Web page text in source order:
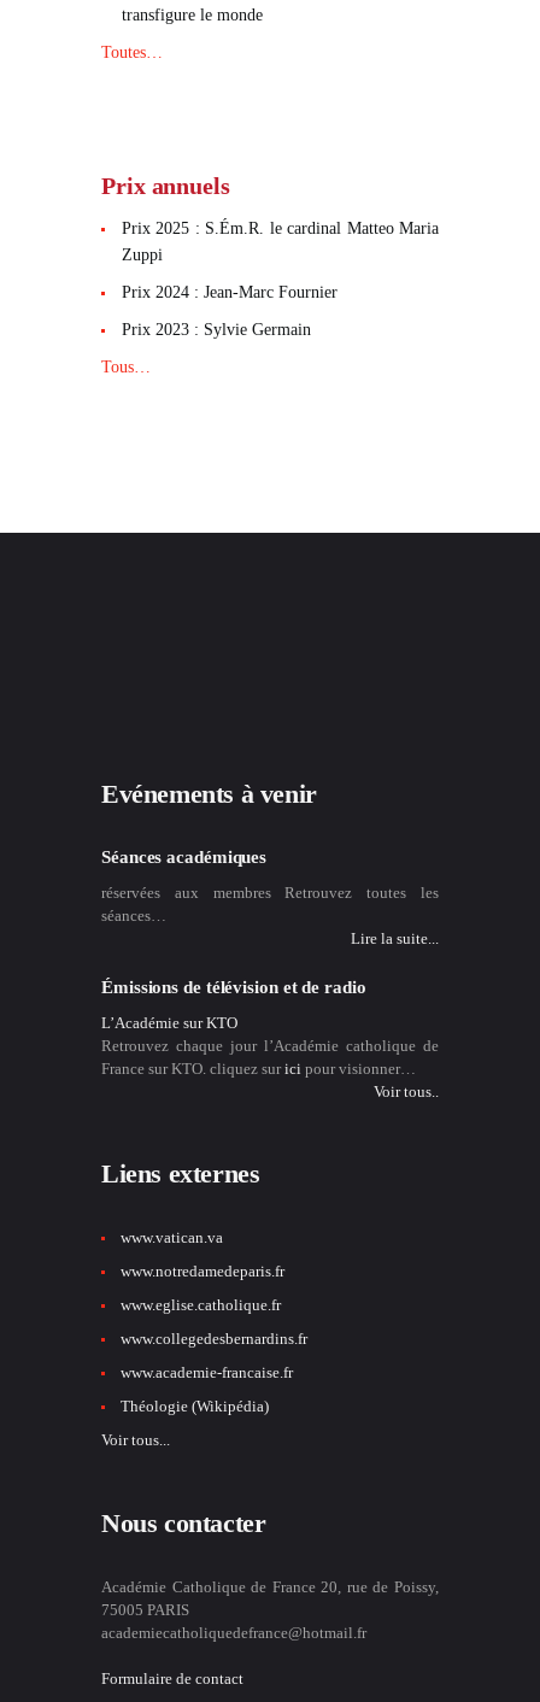
transfigure le monde
Toutes…
Prix annuels
Prix 2025 : S.Ém.R. le cardinal Matteo Maria
Zuppi
Prix 2024 : Jean-Marc Fournier
Prix 2023 : Sylvie Germain
Tous…
Evénements à venir
Séances académiques
réservées aux membres Retrouvez toutes les
séances…
Lire la suite...
Émissions de télévision et de radio
L’Académie sur KTO
Retrouvez chaque jour l’Académie catholique de
France sur KTO. cliquez surici pour visionner…
Voir tous..
Liens externes
www.vatican.va
www.notredamedeparis.fr
www.eglise.catholique.fr
www.collegedesbernardins.fr
www.academie-francaise.fr
Théologie (Wikipédia)
Voir tous...
Nous contacter
Académie Catholique de France 20, rue de Poissy,
75005 PARIS
academiecatholiquedefrance@hotmail.fr
Formulaire de contact